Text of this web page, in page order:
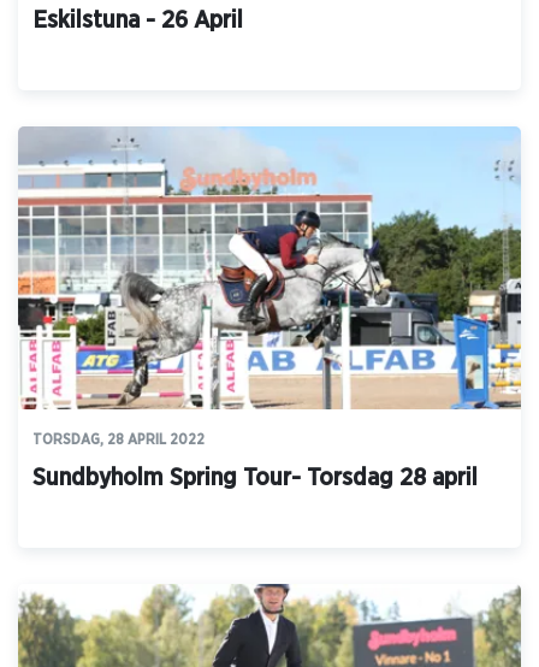
Eskilstuna - 26 April
TORSDAG, 28 APRIL 2022
Sundbyholm Spring Tour- Torsdag 28 april